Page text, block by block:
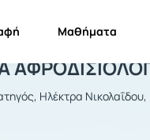
Μαθήματα
Ηλέκτρα